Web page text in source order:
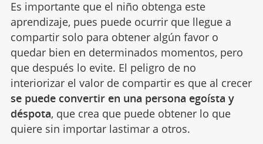
Es importante que el niño obtenga este
aprendizaje, pues puede ocurrir que llegue a
compartir solo para obtener algún favor o
quedar bien en determinados momentos, pero
que después lo evite. El peligro de no
interiorizar el valor de compartir es que al crecer
se puede convertir en una persona egoísta y
déspota, que crea que puede obtener lo que
quiere sin importar lastimar a otros.